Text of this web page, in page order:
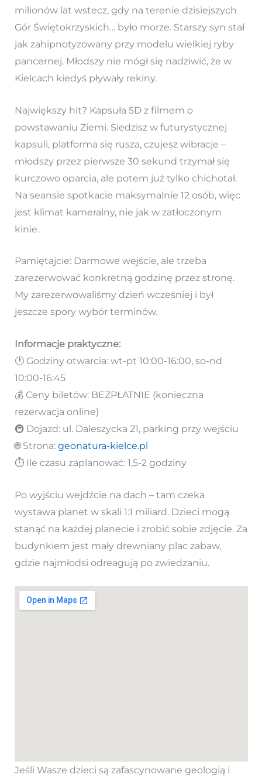
milionów lat wstecz, gdy na terenie dzisiejszych
Gór Świętokrzyskich… było morze. Starszy syn stał
jak zahipnotyzowany przy modelu wielkiej ryby
pancernej. Młodszy nie mógł się nadziwić, że w
Kielcach kiedyś pływały rekiny.
Największy hit? Kapsuła 5D z filmem o
powstawaniu Ziemi. Siedzisz w futurystycznej
kapsuli, platforma się rusza, czujesz wibracje –
młodszy przez pierwsze 30 sekund trzymał się
kurczowo oparcia, ale potem już tylko chichotał.
Na seansie spotkacie maksymalnie 12 osób, więc
jest klimat kameralny, nie jak w zatłoczonym
kinie.
Pamiętajcie: Darmowe wejście, ale trzeba
zarezerwować konkretną godzinę przez stronę.
My zarezerwowaliśmy dzień wcześniej i był
jeszcze spory wybór terminów.
Informacje praktyczne:
🕐 Godziny otwarcia: wt-pt 10:00-16:00, so-nd
10:00-16:45
💰 Ceny biletów: BEZPŁATNIE (konieczna
rezerwacja online)
🚇 Dojazd: ul. Daleszycka 21, parking przy wejściu
🌐 Strona: geonatura-kielce.pl
⏱️ Ile czasu zaplanować: 1,5-2 godziny
Po wyjściu wejdźcie na dach – tam czeka
wystawa planet w skali 1:1 miliard. Dzieci mogą
stanąć na każdej planecie i zrobić sobie zdjęcie. Za
budynkiem jest mały drewniany plac zabaw,
gdzie najmłodsi odreagują po zwiedzaniu.
Jeśli Wasze dzieci są zafascynowane geologią i